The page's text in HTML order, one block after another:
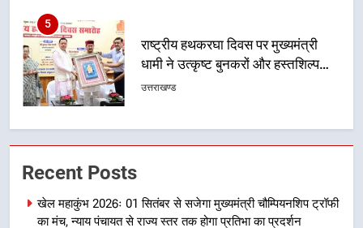
6
उत्तराखंड कांग्रेस में बड़ा संगठनात्मक
7
वाले महीनों में हजारों पदों पर की जाएगी
उत्तराखण्ड
Recent Posts
खेल महाकुंभ 2026ः 01 सितंबर से सजेगा मुख्यमंत्री चौम्पियनशिप ट्रॉफी
का मंच, न्याय पंचायत से राज्य स्तर तक होगा प्रतिभा का प्रदर्शन